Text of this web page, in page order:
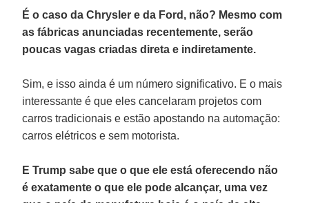
É o caso da Chrysler e da Ford, não? Mesmo com
as fábricas anunciadas recentemente, serão
poucas vagas criadas direta e indiretamente.
Sim, e isso ainda é um número significativo. E o mais
interessante é que eles cancelaram projetos com
carros tradicionais e estão apostando na automação:
carros elétricos e sem motorista.
E Trump sabe que o que ele está oferecendo não
é exatamente o que ele pode alcançar, uma vez